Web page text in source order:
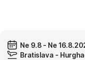
Ne 9.8 - Ne
Bratislava -